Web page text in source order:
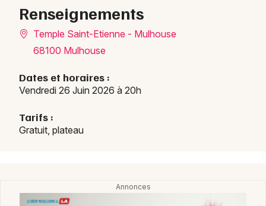
Mon email
Renseignements
Temple Saint-Etienne - Mulhouse
68100 Mulhouse
Dates et horaires :
Vendredi 26 Juin 2026 à 20h
Tarifs :
Gratuit, plateau